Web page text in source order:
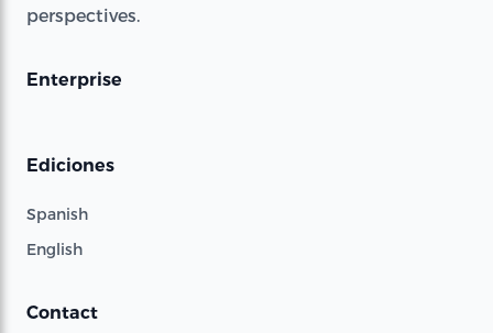
perspectives.
Enterprise
Ediciones
Spanish
English
Contact